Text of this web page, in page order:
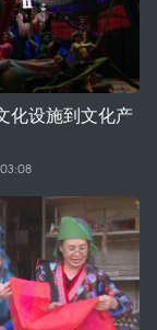
化设施到文化产